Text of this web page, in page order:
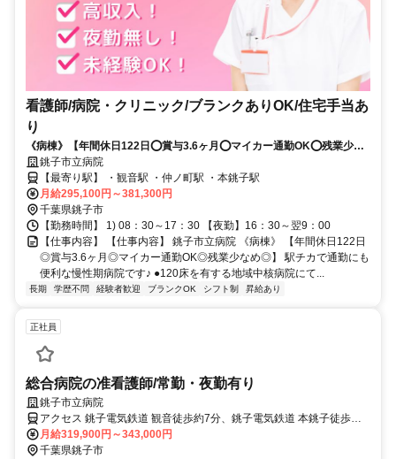
看護師/病院・クリニック/ブランクありOK/住宅手当あ
り
《病棟》【年間休日122日⭕賞与3.6ヶ月⭕マイカー通勤OK⭕残業少な
め⭕】駅チカで通勤にも便利な慢性期病院です✨
銚子市立病院
【最寄り駅】 ・観音駅 ・仲ノ町駅 ・本銚子駅
月給295,100円～381,300円
千葉県銚子市
【勤務時間】 1) 08：30～17：30 【夜勤】16：30～翌9：00
【仕事内容】 【仕事内容】 銚子市立病院 《病棟》 【年間休日122日
◎賞与3.6ヶ月◎マイカー通勤OK◎残業少なめ◎】 駅チカで通勤にも
便利な慢性期病院です♪ ●120床を有する地域中核病院にて...
長期 学歴不問 経験者歓迎 ブランクOK シフト制 昇給あり
正社員
総合病院の准看護師/常勤・夜勤有り
銚子市立病院
アクセス 銚子電気鉄道 観音徒歩約7分、銚子電気鉄道 本銚子徒歩約
12分、銚子電気鉄道 仲ノ町徒歩約13分
月給319,900円～343,000円
千葉県銚子市